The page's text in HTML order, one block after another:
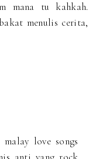
mana tu kahkah.
menulis cerita,
love songs